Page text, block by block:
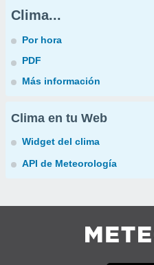
Clima...
Por hora
PDF
Más información
Clima en tu Web
Widget del clima
API de Meteorología